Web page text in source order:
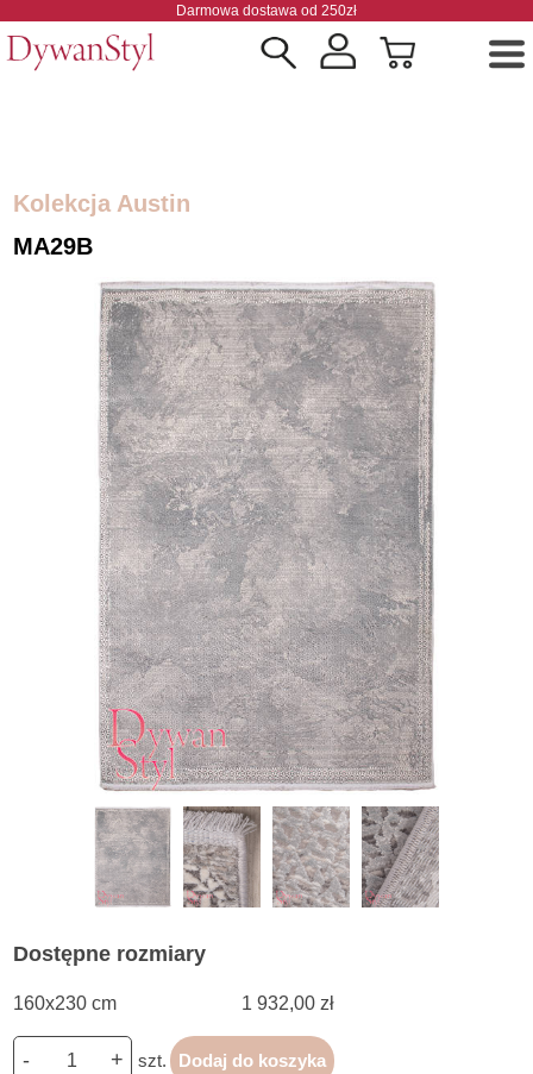
Darmowa dostawa od 250zł
Kolekcja Austin
MA29B
Dostępne rozmiary
160x230 cm 1 932,00 zł
- + szt. Dodaj do koszyka